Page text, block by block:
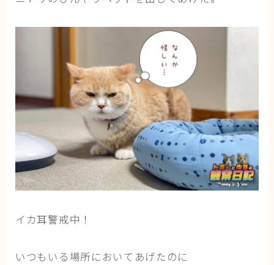
猫と暮らす快適環境づくり
猫と暮らすシニアライフ
基本ガイド（ねこの飼い方、しつけ、食事）
健康管理（病気・ケア・病院情報）
行動と心理（ねこの習性、気持ちの読み方）
策）
ブログ
イカ耳警戒中！
いつもいる場所においてあげたのに